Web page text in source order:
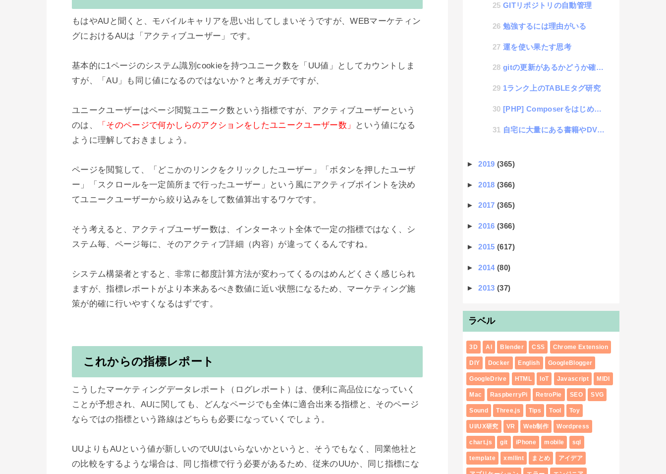
もはやAUと聞くと、モバイルキャリアを思い出してしまいそうですが、WEBマーケティン
グにおけるAUは「アクティブユーザー」です。
基本的に1ページのシステム識別cookieを持つユニーク数を「UU値」としてカウントしま
すが、「AU」も同じ値になるのではないか？と考えガチですが、
ユニークユーザーはページ閲覧ユニーク数という指標ですが、アクティブユーザーという
のは、
「そのページで何かしらのアクションをしたユニークユーザー数」
という値になる
ように理解しておきましょう。
ページを閲覧して、「どこかのリンクをクリックしたユーザー」「ボタンを押したユーザ
ー」「スクロールを一定箇所まで行ったユーザー」という風にアクティブポイントを決め
てユニークユーザーから絞り込みをして数値算出するワケです。
そう考えると、アクティブユーザー数は、インターネット全体で一定の指標ではなく、シ
ステム毎、ページ毎に、そのアクティブ詳細（内容）が違ってくるんですね。
システム構築者とすると、非常に都度計算方法が変わってくるのはめんどくさく感じられ
ますが、指標レポートがより本来あるべき数値に近い状態になるため、マーケティング施
策が的確に行いやすくなるはずです。
これからの指標レポート
こうしたマーケティングデータレポート（ログレポート）は、便利に高品位になっていく
ことが予想され、AUに関しても、どんなページでも全体に適合出来る指標と、そのページ
ならではの指標という路線はどちらも必要になっていくでしょう。
UUよりもAUという値が新しいのでUUはいらないかというと、そうでもなく、同業他社と
の比較をするような場合は、同じ指標で行う必要があるため、従来のUUか、同じ指標にな
GITリポジトリの自動管理
勉強するには理由がいる
運を使い果たす思考
gitの更新があるかどうか確認するshellスクリプト
1ランク上のTABLEタグ研究
[PHP] Composerをはじめて使って理解したメモ
自宅に大量にある書籍やDVDや音楽CDなどをデジタイズする生活
►2019(365)
►2018(366)
►2017(365)
►2016(366)
►2015(617)
►2014(80)
►2013(37)
ラベル
3D AI Blender CSS Chrome Extension
DIY Docker English GoogleBlogger
GoogleDrive HTML IoT Javascript MIDI
Mac RaspberryPi RetroPie SEO SVG
Sound Three.js Tips Tool Toy
UI/UX研究 VR Web制作 Wordpress
chart.js git iPhone mobile sql
template xmllint まとめ アイデア